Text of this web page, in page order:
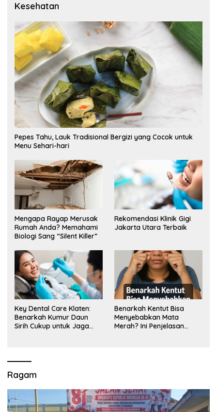
Kesehatan
Pepes Tahu, Lauk Tradisional Bergizi yang Cocok untuk
Menu Sehari-hari
Mengapa Rayap Merusak
Rumah Anda? Memahami
Biologi Sang “Silent Killer”
Rekomendasi Klinik Gigi
Jakarta Utara Terbaik
Key Dental Care Klaten:
Benarkah Kumur Daun
Sirih Cukup untuk Jaga
Benarkah Kentut Bisa
Menyebabkan Mata
Merah? Ini Penjelasan
Ragam